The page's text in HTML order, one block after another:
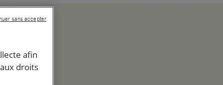
afin
droits
sans accepter